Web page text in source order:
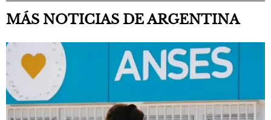
MÁS NOTICIAS DE ARGENTINA